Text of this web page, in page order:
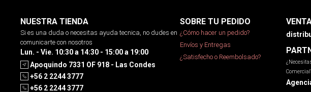
NUESTRA TIENDA
Si es una duda o necesitas ayuda tecnica, no dudes en
comunicarte con nosotros
Lun. - Vie. 10:30 a 14:30 - 15:00 a 19:00
Apoquindo 7331 OF 918 - Las Condes
+56 2 2244 3777
+56 2 2244 3777
SOBRE TU PEDIDO
¿Cómo hacer un pedido?
Envíos y Entregas
¿Satisfecho o Reembolsado?